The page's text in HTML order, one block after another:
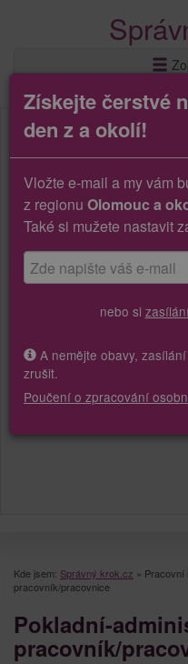
Kde jsem: Správný krok.cz » Pracovní
pracovník/pracovnice
Pokladní-
pracovník/
Získejte čerstvé
den z a okolí!
Vložte e-mail a my vám
z regionu Olomouc a
Také si mužete nastavit
nebo si
A nemějte obavy,
zrušit.
Poučení o zpracování